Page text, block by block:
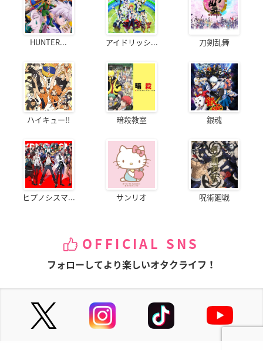
HUNTER... アイドリッシ... 刀剣乱舞
ハイキュー!! 暗殺教室 銀魂
ヒプノシスマ... サンリオ 呪術廻戦
OFFICIAL SNS
フォローしてより楽しいオタクライフ！